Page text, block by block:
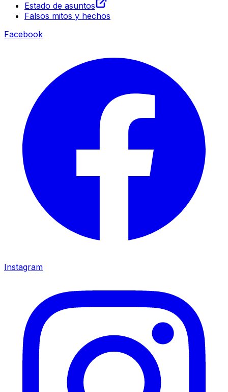
Estado de asuntos
Falsos mitos y hechos
Facebook
Instagram